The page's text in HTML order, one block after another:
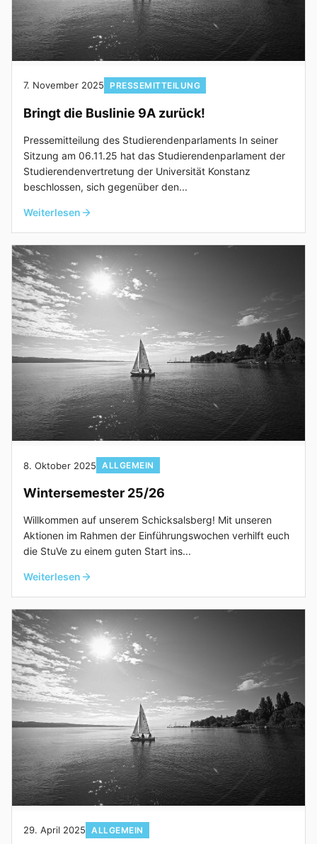
7. November 2025 PRESSEMITTEILUNG
Bringt die Buslinie 9A zurück!
Pressemitteilung des Studierendenparlaments In seiner
Sitzung am 06.11.25 hat das Studierendenparlament der
Studierendenvertretung der Universität Konstanz
beschlossen, sich gegenüber den...
Weiterlesen
8. Oktober 2025 ALLGEMEIN
Wintersemester 25/26
Willkommen auf unserem Schicksalsberg! Mit unseren
Aktionen im Rahmen der Einführungswochen verhilft euch
die StuVe zu einem guten Start ins...
Weiterlesen
29. April 2025 ALLGEMEIN